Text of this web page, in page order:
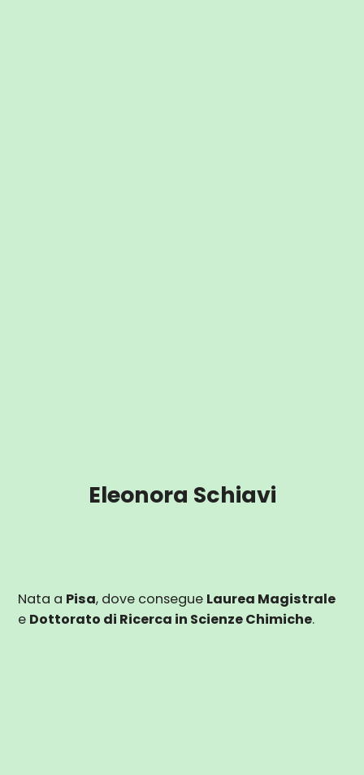
Eleonora Schiavi
Nata a Pisa, dove consegue Laurea Magistrale
e Dottorato di Ricerca in Scienze Chimiche.